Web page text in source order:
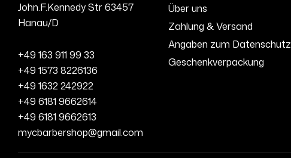
John.F.Kennedy Str 63457
Hanau/D
+49 163 911 99 33
+49 1573 8226136
+49 1632 242922
+49 6181 9662614
+49 6181 9662613
mycbarbershop@gmail.com
Über uns
Zahlung & Versand
Angaben zum Datenschutz
Geschenkverpackung